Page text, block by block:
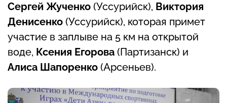
Сергей Жученко (Уссурийск), Виктория
Денисенко (Уссурийск), которая примет
участие в заплыве на 5 км на открытой
воде, Ксения Егорова (Партизанск) и
Алиса Шапоренко (Арсеньев).